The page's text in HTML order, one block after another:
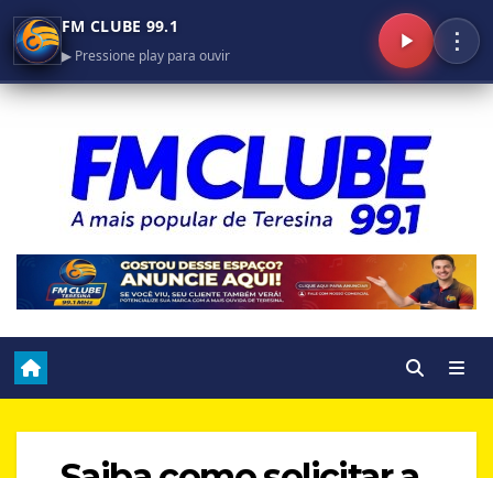
FM CLUBE 99.1
▶ Pressione play para ouvir
⋮